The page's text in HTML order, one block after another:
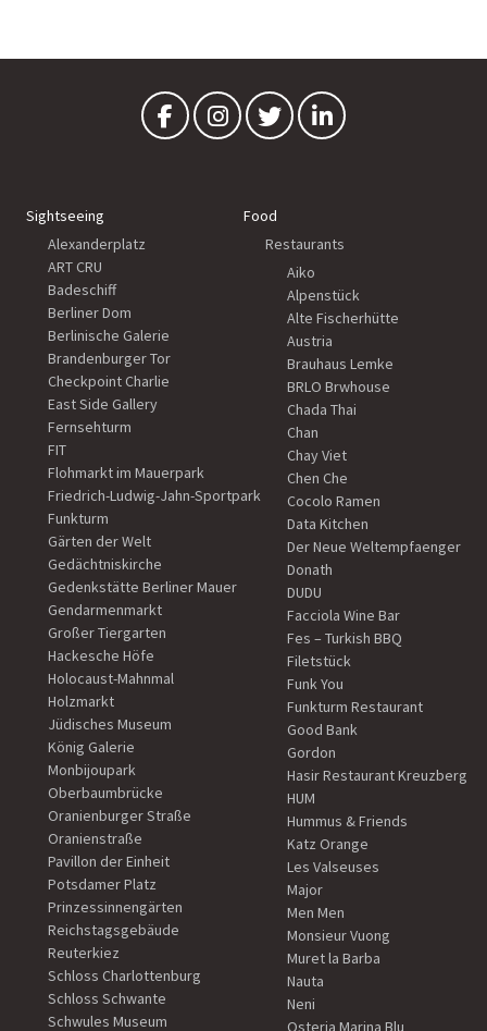
Sightseeing
Alexanderplatz
ART CRU
Badeschiff
Berliner Dom
Berlinische Galerie
Brandenburger Tor
Checkpoint Charlie
East Side Gallery
Fernsehturm
FIT
Flohmarkt im Mauerpark
Friedrich-Ludwig-Jahn-Sportpark
Funkturm
Gärten der Welt
Gedächtniskirche
Gedenkstätte Berliner Mauer
Gendarmenmarkt
Großer Tiergarten
Hackesche Höfe
Holocaust-Mahnmal
Holzmarkt
Jüdisches Museum
König Galerie
Monbijoupark
Oberbaumbrücke
Oranienburger Straße
Oranienstraße
Pavillon der Einheit
Potsdamer Platz
Prinzessinnengärten
Reichstagsgebäude
Reuterkiez
Schloss Charlottenburg
Schloss Schwante
Schwules Museum
Food
Restaurants
Aiko
Alpenstück
Alte Fischerhütte
Austria
Brauhaus Lemke
BRLO Brwhouse
Chada Thai
Chan
Chay Viet
Chen Che
Cocolo Ramen
Data Kitchen
Der Neue Weltempfaenger
Donath
DUDU
Facciola Wine Bar
Fes – Turkish BBQ
Filetstück
Funk You
Funkturm Restaurant
Good Bank
Gordon
Hasir Restaurant Kreuzberg
HUM
Hummus & Friends
Katz Orange
Les Valseuses
Major
Men Men
Monsieur Vuong
Muret la Barba
Nauta
Neni
Osteria Marina Blu